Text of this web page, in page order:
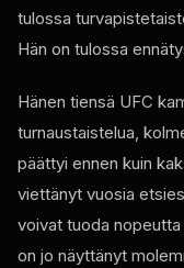
tulossa
Hän on tulossa
Hänen tiensä UFC
turnaustaistelua,
päättyi ennen kuin
viettänyt vuosia
voivat tuoda
on jo näyttänyt